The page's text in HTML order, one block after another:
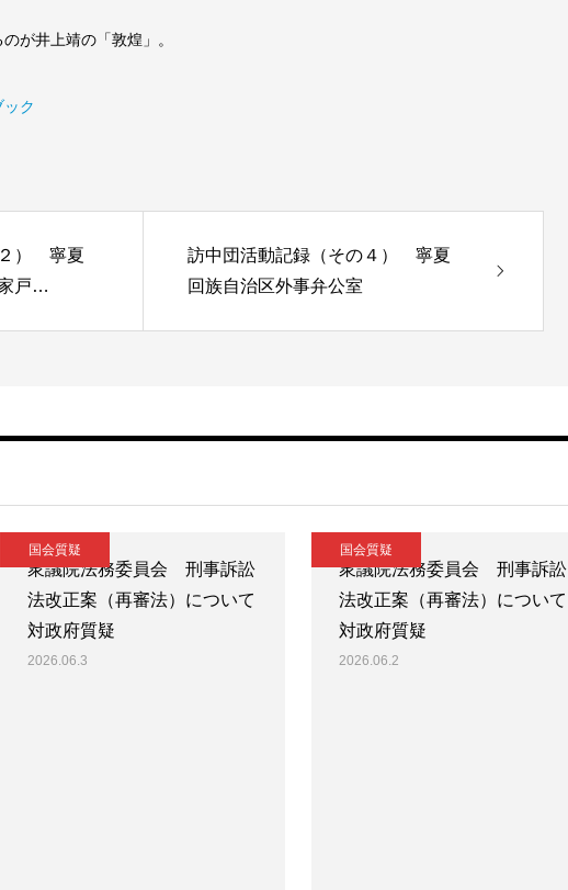
が井上靖の「敦煌」。
ク
２） 寧夏
戸…
訪中団活動記録（その４） 寧夏
回族自治区外事弁公室
国会質疑
衆議院法務委員会 刑事訴訟
法改正案（再審法）について
対政府質疑
2026.06.3
国会質疑
衆議院法務委員会 刑事訴訟
法改正案（再審法）について
対政府質疑
2026.06.2